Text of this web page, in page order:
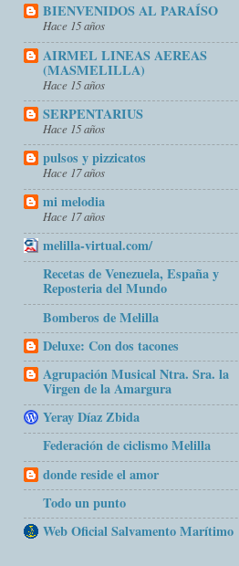
BIENVENIDOS AL PARAÍSO
Hace 15 años
AIRMEL LINEAS AEREAS
(MASMELILLA)
Hace 15 años
SERPENTARIUS
Hace 15 años
pulsos y pizzicatos
Hace 17 años
mi melodia
Hace 17 años
melilla-virtual.com/
Recetas de Venezuela, España y
Reposteria del Mundo
Bomberos de Melilla
Deluxe: Con dos tacones
Agrupación Musical Ntra. Sra. la
Virgen de la Amargura
Yeray Díaz Zbida
Federación de ciclismo Melilla
donde reside el amor
Todo un punto
Web Oficial Salvamento Marítimo